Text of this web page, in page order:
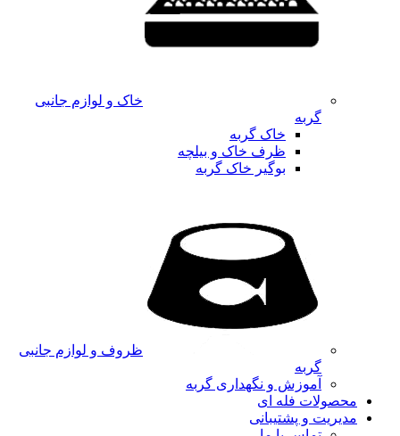
خاک و لوازم جانبی
گربه
خاک گربه
ظرف خاک و بیلچه
بوگیر خاک گربه
ظروف و لوازم جانبی
گربه
آموزش و نگهداری گربه
محصولات فله ای
مدیریت و پشتیبانی